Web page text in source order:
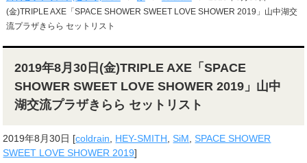
(金)TRIPLE AXE「SPACE SHOWER SWEET LOVE SHOWER 2019」山中湖交
流プラザきらら セットリスト
2019年8月30日(金)TRIPLE AXE「SPACE
SHOWER SWEET LOVE SHOWER 2019」山中
湖交流プラザきらら セットリスト
2019年8月30日 [coldrain, HEY-SMITH,SiM,SPACE SHOWER
SWEET LOVE SHOWER 2019]